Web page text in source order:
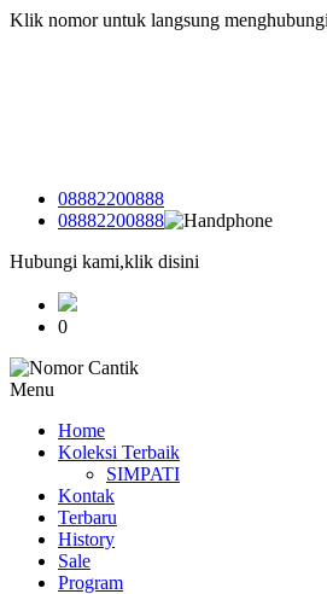
Klik nomor untuk langsung
08882200888
08882200888
Hubungi kami,klik disini
0
Menu
Home
Koleksi Terbaik
SIMPATI
Kontak
Terbaru
History
Sale
Program